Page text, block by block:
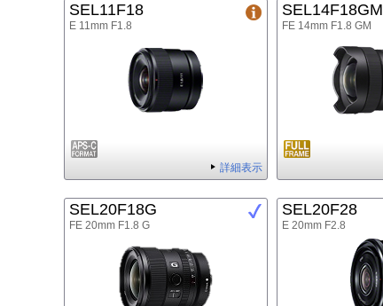
SEL11F18
E 11mm F1.8
詳細表示
SEL14F18GM
FE 14mm F1.8 GM
SEL20F18G
FE 20mm F1.8 G
SEL20F28
E 20mm F2.8